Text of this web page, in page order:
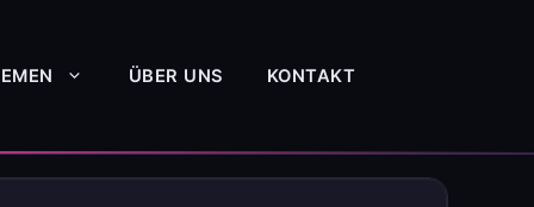
ÜBER UNS KONTAKT